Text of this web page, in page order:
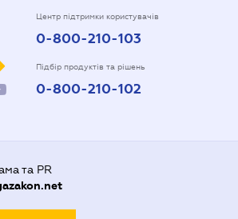
Центр підтримки користувачів
0-800-210-103
Підбір продуктів та рішень
0-800-210-102
та PR